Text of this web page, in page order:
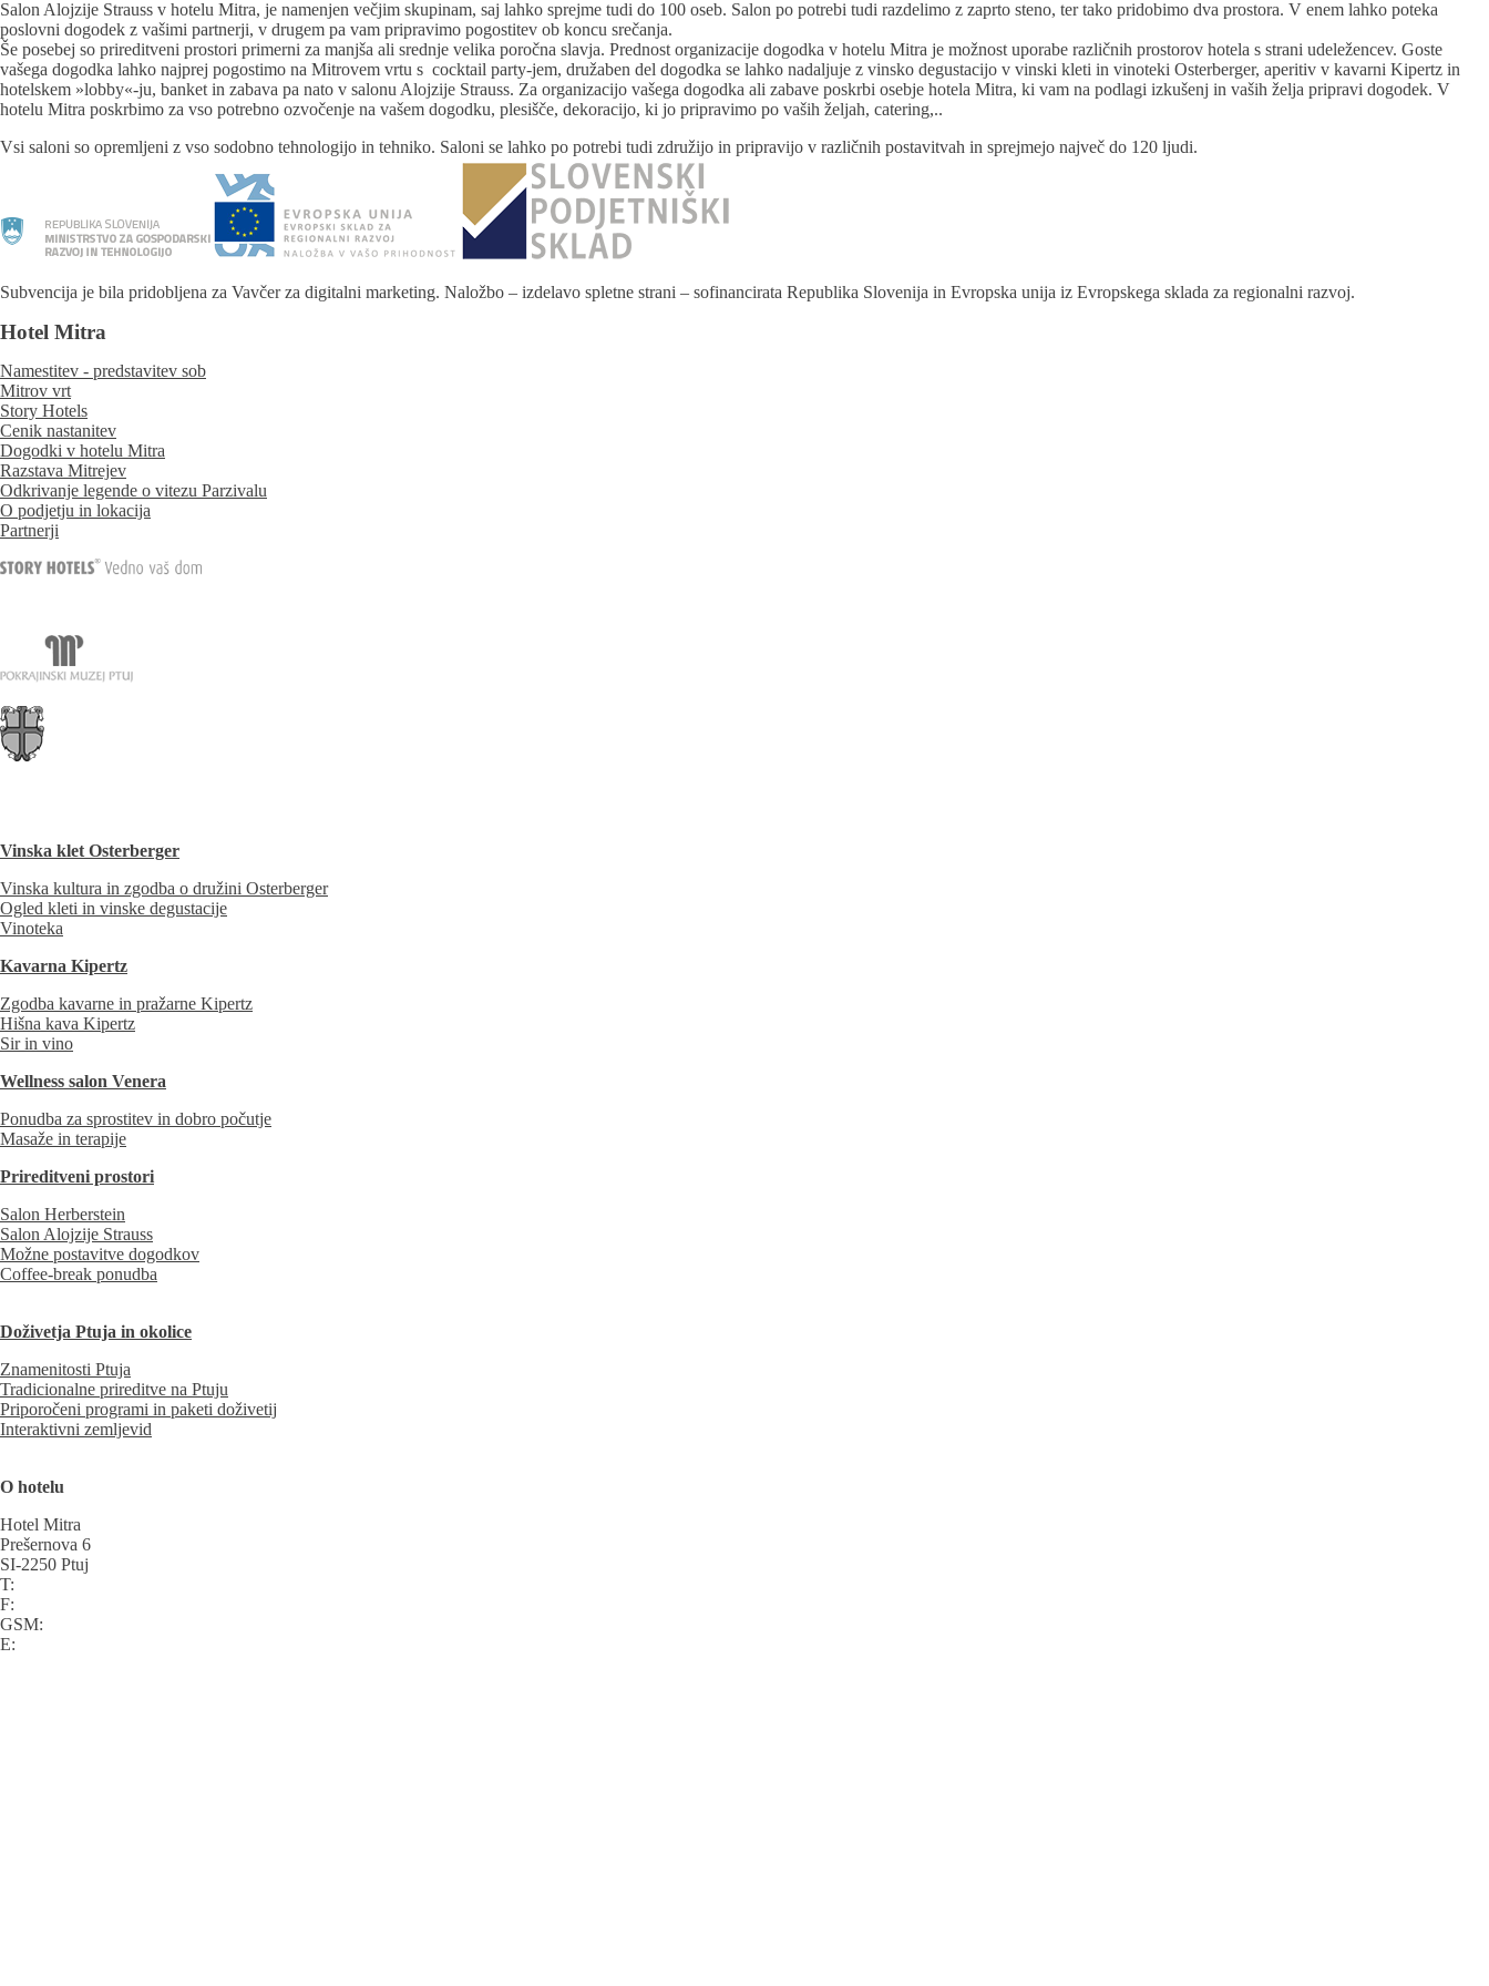
Salon Alojzije Strauss v hotelu Mitra, je namenjen večjim skupinam, saj lahko sprejme tudi do 100 oseb. Salon po potrebi tudi razdelimo z zaprto steno, ter tako pridobimo dva prostora. V enem lahko poteka
poslovni dogodek z vašimi partnerji, v drugem pa vam pripravimo pogostitev ob koncu srečanja.
Še posebej so prireditveni prostori primerni za manjša ali srednje velika poročna slavja. Prednost organizacije dogodka v hotelu Mitra je možnost uporabe različnih prostorov hotela s strani udeležencev. Goste
vašega dogodka lahko najprej pogostimo na Mitrovem vrtu s cocktail party-jem, družaben del dogodka se lahko nadaljuje z vinsko degustacijo v vinski kleti in vinoteki Osterberger, aperitiv v kavarni Kipertz in
hotelskem »lobby«-ju, banket in zabava pa nato v salonu Alojzije Strauss. Za organizacijo vašega dogodka ali zabave poskrbi osebje hotela Mitra, ki vam na podlagi izkušenj in vaših želja pripravi dogodek. V
hotelu Mitra poskrbimo za vso potrebno ozvočenje na vašem dogodku, plesišče, dekoracijo, ki jo pripravimo po vaših željah, catering,..
Vsi saloni so opremljeni z vso sodobno tehnologijo in tehniko. Saloni se lahko po potrebi tudi združijo in pripravijo v različnih postavitvah in sprejmejo največ do 120 ljudi.
Subvencija je bila pridobljena za Vavčer za digitalni marketing. Naložbo – izdelavo spletne strani – sofinancirata Republika Slovenija in Evropska unija iz Evropskega sklada za regionalni razvoj.
Hotel Mitra
Namestitev - predstavitev sob
Mitrov vrt
Story Hotels
Cenik nastanitev
Dogodki v hotelu Mitra
Razstava Mitrejev
Odkrivanje legende o vitezu Parzivalu
O podjetju in lokacija
Partnerji
Vinska klet Osterberger
Vinska kultura in zgodba o družini Osterberger
Ogled kleti in vinske degustacije
Vinoteka
Kavarna Kipertz
Zgodba kavarne in pražarne Kipertz
Hišna kava Kipertz
Sir in vino
Wellness salon Venera
Ponudba za sprostitev in dobro počutje
Masaže in terapije
Prireditveni prostori
Salon Herberstein
Salon Alojzije Strauss
Možne postavitve dogodkov
Coffee-break ponudba
Doživetja Ptuja in okolice
Znamenitosti Ptuja
Tradicionalne prireditve na Ptuju
Priporočeni programi in paketi doživetij
Interaktivni zemljevid
O hotelu
Hotel Mitra
Prešernova 6
SI-2250 Ptuj
T:
F:
GSM:
E: